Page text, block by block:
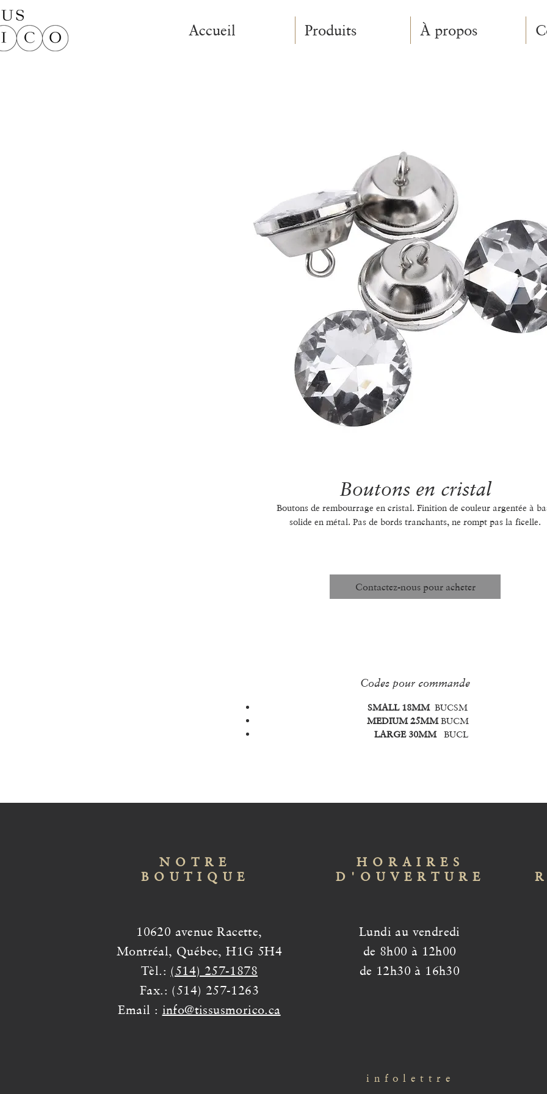
Accueil Produits À propos
Boutons en cristal
Boutons de rembourrage en cristal. Finition de couleur argentée à
solide en métal. Pas de bords tranchants, ne rompt pas la ficelle.
Contactez-nous pour acheter
Codes pour commande
SMALL 18MMBUCSM
MEDIUM 25MMBUCM
LARGE 30MMBUCL
NOTRE
BOUTIQUE
10620 avenue Racette,
Montréal, Québec, H1G 5H4
Tèl.: (514) 257-1878
Fax.: (514) 257-1263
Email : info@tissusmorico.ca
HORAIRES
D'OUVERTURE
Lundi au vendredi
de 8h00 à 12h00
de 12h30 à 16h30
infolettre